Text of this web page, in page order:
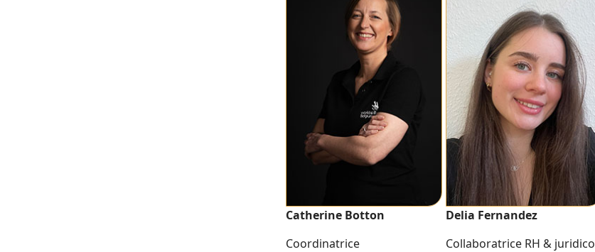
Catherine Botton
Coordinatrice
Delia Fernandez
Collaboratrice RH & juridico